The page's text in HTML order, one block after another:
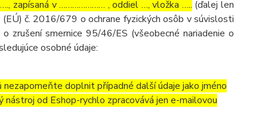
zapísaná v ………………… , oddiel …, vložka ….. (ďalej len
č. 2016/679 o ochrane fyzických osôb v súvislosti
zrušení smernice 95/46/ES (všeobecné nariadenie o
osobné údaje:
doplnit případné další údaje jako jméno
od Eshop-rychlo zpracovává jen e-mailovou